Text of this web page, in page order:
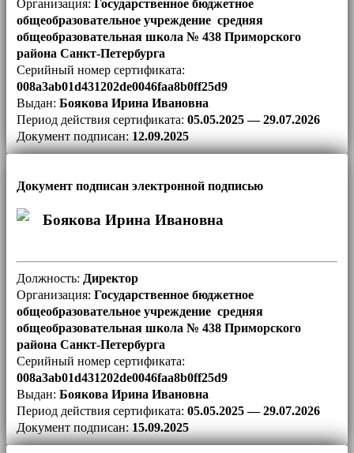
Организация:
Государственное бюджетное
общеобразовательное учреждение средняя
общеобразовательная школа № 438 Приморского
района Санкт-Петербурга
Серийный номер сертификата:
008a3ab01d431202de0046faa8b0ff25d9
Выдан: Боякова Ирина Ивановна
Период действия сертификата: 05.05.2025 — 29.07.2026
Документ подписан: 12.09.2025
Документ подписан электронной подписью
Боякова Ирина Ивановна
Должность: Директор
Организация: Государственное бюджетное
общеобразовательное учреждение средняя
общеобразовательная школа № 438 Приморского
района Санкт-Петербурга
Серийный номер сертификата:
008a3ab01d431202de0046faa8b0ff25d9
Выдан: Боякова Ирина Ивановна
Период действия сертификата: 05.05.2025 — 29.07.2026
Документ подписан: 15.09.2025